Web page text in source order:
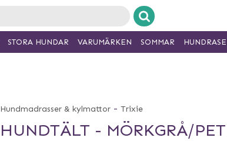
Hundmadrasser & kylmattor - Trixie
HUNDTÄLT - MÖRKGRÅ/
STORA HUNDAR VARUMÄRKEN SOMMAR